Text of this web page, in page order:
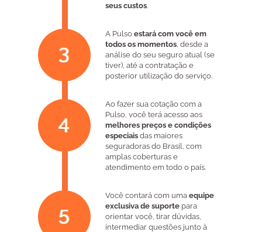
seus custos.
A Pulso estará com você em
todos os momentos, desde a
análise do seu seguro atual (se
tiver), até a contratação e
posterior utilização do serviço.
Ao fazer sua cotação com a
Pulso, você terá acesso aos
melhores preços e condições
especiaisdas maiores
seguradoras do Brasil, com
amplas coberturas e
atendimento em todo o país.
Você contará com uma equipe
exclusiva de suportepara
orientar você, tirar dúvidas,
intermediar questões junto à